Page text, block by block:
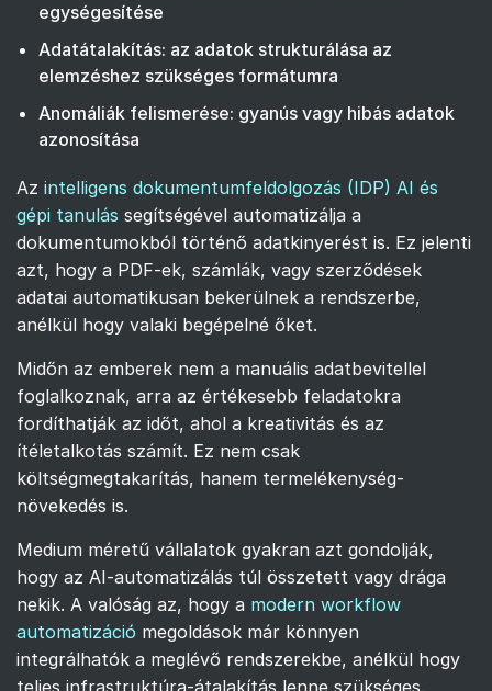
egységesítése
Adatátalakítás: az adatok strukturálása az
elemzéshez szükséges formátumra
Anomáliák felismerése: gyanús vagy hibás adatok
azonosítása
Az intelligens dokumentumfeldolgozás (IDP) AI és
gépi tanulás segítségével automatizálja a
dokumentumokból történő adatkinyerést is. Ez jelenti
azt, hogy a PDF-ek, számlák, vagy szerződések
adatai automatikusan bekerülnek a rendszerbe,
anélkül hogy valaki begépelné őket.
Midőn az emberek nem a manuális adatbevitellel
foglalkoznak, arra az értékesebb feladatokra
fordíthatják az időt, ahol a kreativitás és az
ítéletalkotás számít. Ez nem csak
költségmegtakarítás, hanem termelékenység-
növekedés is.
Medium méretű vállalatok gyakran azt gondolják,
hogy az AI-automatizálás túl összetett vagy drága
nekik. A valóság az, hogy a modern workflow
automatizáció megoldások már könnyen
integrálhatók a meglévő rendszerekbe, anélkül hogy